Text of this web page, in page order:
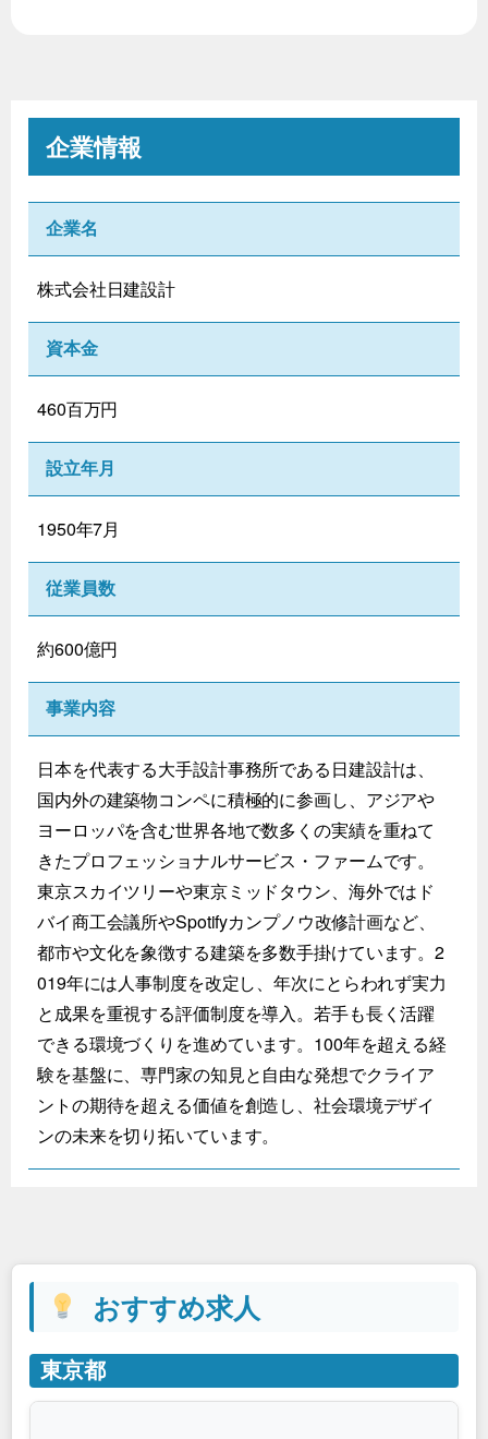
企業情報
企業名
株式会社日建設計
資本金
460百万円
設立年月
1950年7月
従業員数
約600億円
事業内容
日本を代表する大手設計事務所である日建設計は、
国内外の建築物コンペに積極的に参画し、アジアや
ヨーロッパを含む世界各地で数多くの実績を重ねて
きたプロフェッショナルサービス・ファームです。
東京スカイツリーや東京ミッドタウン、海外ではド
バイ商工会議所やSpotifyカンプノウ改修計画など、
都市や文化を象徴する建築を多数手掛けています。2
019年には人事制度を改定し、年次にとらわれず実力
と成果を重視する評価制度を導入。若手も長く活躍
できる環境づくりを進めています。100年を超える経
験を基盤に、専門家の知見と自由な発想でクライア
ントの期待を超える価値を創造し、社会環境デザイ
ンの未来を切り拓いています。
おすすめ求人
東京都